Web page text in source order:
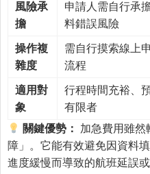
風險承
擔
申請人需自行承
料錯誤風險
操作複
雜度
需自行摸索線上
流程
適用對
象
行程時間充裕、
有限者
關鍵優勢：
加急費用雖然
障」。它能有效避免因資料
進度緩慢而導致的航班延誤或